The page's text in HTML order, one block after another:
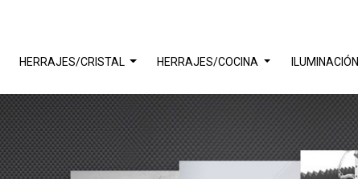
HERRAJES/CRISTAL HERRAJES/COCINA ILUMINACIÓN